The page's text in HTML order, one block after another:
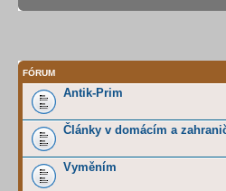
FÓRUM
Antik-Prim
Články v domácím a
Vyměním